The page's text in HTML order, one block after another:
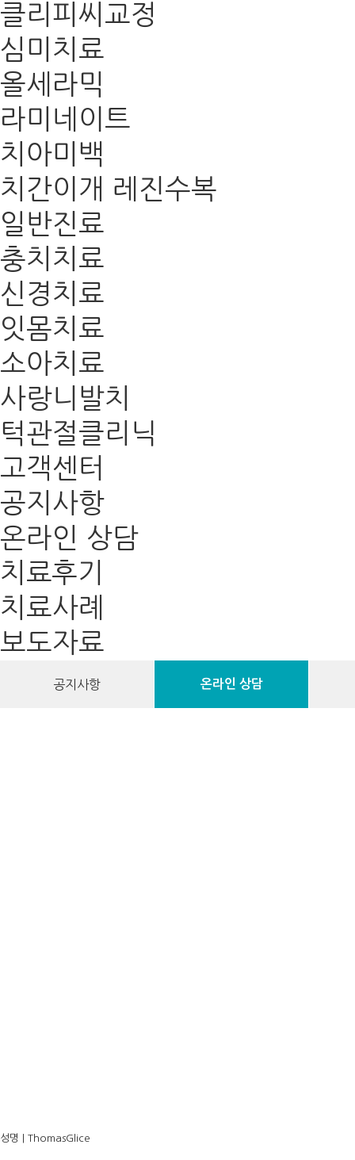
클리피씨교정
심미치료
올세라믹
라미네이트
치아미백
치간이개 레진수복
일반진료
충치치료
신경치료
잇몸치료
소아치료
사랑니발치
턱관절클리닉
고객센터
공지사항
온라인 상담
치료후기
치료사례
보도자료
공지사항 온라인 상담
성명 | ThomasGlice